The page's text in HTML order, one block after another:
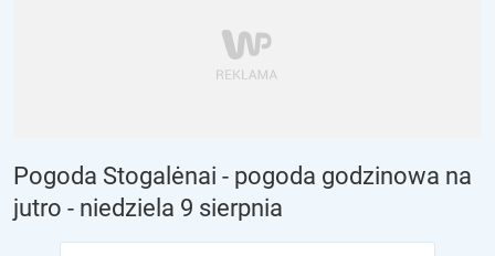
Pogoda Stogalėnai - pogoda godzinowa na
jutro - niedziela 9 sierpnia